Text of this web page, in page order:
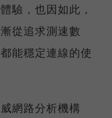
驗，也因如此，
從追求測速數
能穩定連線的使
網路分析機構